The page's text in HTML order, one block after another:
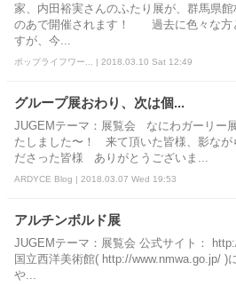
家、内田裕実さんのふたり展が、群馬県館
のあで開催されます！ 過去に色々な方
すが、今...
ポップライフワー... | 2018.03.10 Sat 12:49
グループ展おわり、次は個...
JUGEMテーマ：展覧会 なにわガーリー
たしました〜！ 来て頂いた皆様、影なが
ださった皆様 ありがとうございま...
ARDYCE Blog | 2018.03.07 Wed 19:53
アルチンボルド展
JUGEMテーマ：展覧会 公式サイト：
国立西洋美術館( http://www.nmwa.go.jp/ )
や...